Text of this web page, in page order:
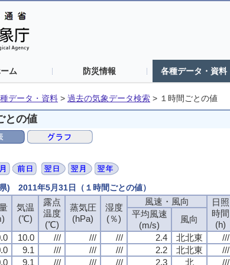
ム 防災情報 各種データ・資料
データ・資料 > 過去の気象データ検索 > １時間ごとの値
との値
) 2011年5月31日（１時間ごとの値）
気温
(℃)
露点
温度
(℃)
蒸気圧
(hPa)
湿度
(％)
風速・風向
日照
時間
(h)
平均風速
(m/s)
風向
10.0 /// /// /// 2.4 北北東 ///
9.1 /// /// /// 2.2 北北東 ///
9.1 /// /// /// 2.3 北 ///
気温
(℃)
露点
温度
(℃)
蒸気圧
(hPa)
湿度
(％)
風速・風向
日照
時間
(h)
平均風速
(m/s)
風向
10.0 /// /// /// 2.4 北北東 ///
9.1 /// /// /// 2.2 北北東 ///
9.1 /// /// /// 2.3 北 ///
気温
(℃)
露点
温度
(℃)
蒸気圧
(hPa)
湿度
(％)
風速・風向
日照
時間
(h)
平均風速
(m/s)
風向
10.0 /// /// /// 2.4 北北東 ///
9.1 /// /// /// 2.2 北北東 ///
9.1 /// /// /// 2.3 北 ///
気温
(℃)
露点
温度
(℃)
蒸気圧
(hPa)
湿度
(％)
風速・風向
日照
時間
(h)
平均風速
(m/s)
風向
10.0 /// /// /// 2.4 北北東 ///
9.1 /// /// /// 2.2 北北東 ///
9.1 /// /// /// 2.3 北 ///